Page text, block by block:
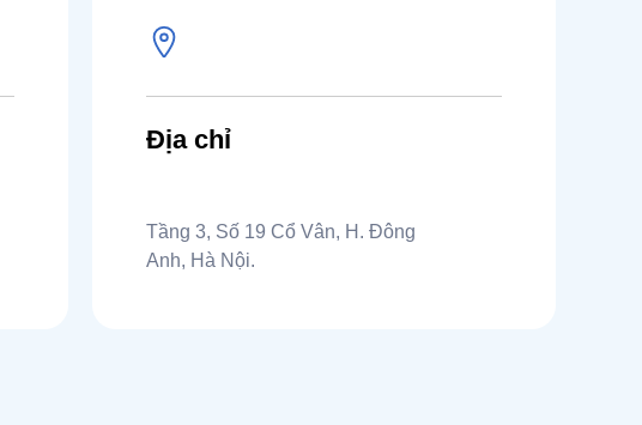
Địa chỉ
Tầng 3, Số 19 Cổ Vân, H. Đông
Anh, Hà Nội.